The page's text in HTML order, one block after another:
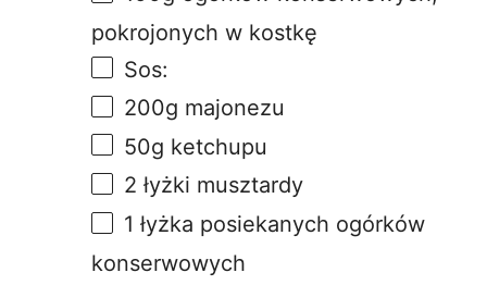
pokrojonych w kostkę
Sos:
200g majonezu
50g ketchupu
2 łyżki musztardy
1 łyżka posiekanych ogórków
konserwowych